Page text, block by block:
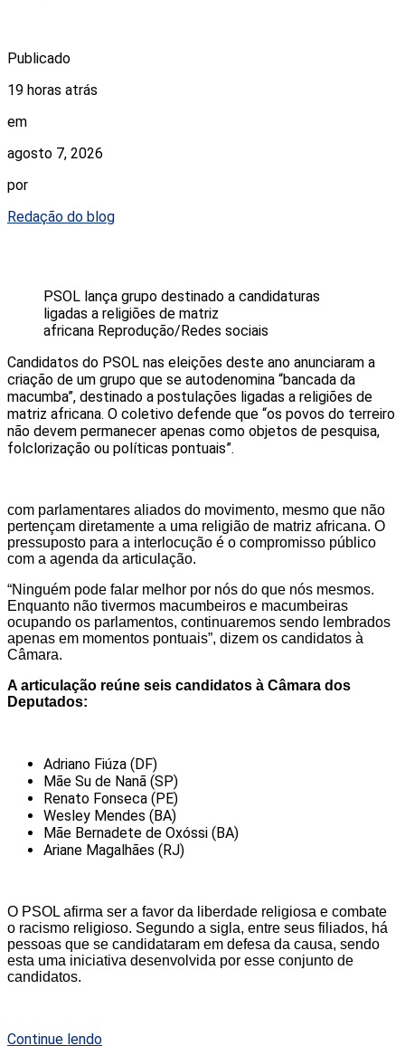
Publicado
19 horas atrás
em
agosto 7, 2026
por
Redação do blog
PSOL lança grupo destinado a candidaturas
ligadas a religiões de matriz
africana Reprodução/Redes sociais
Candidatos do PSOL nas eleições deste ano anunciaram a
criação de um grupo que se autodenomina “bancada da
macumba”, destinado a postulações ligadas a religiões de
matriz africana. O coletivo defende que “os povos do terreiro
não devem permanecer apenas como objetos de pesquisa,
folclorização ou políticas pontuais”.
com parlamentares aliados do movimento, mesmo que não
pertençam diretamente a uma religião de matriz africana. O
pressuposto para a interlocução é o compromisso público
com a agenda da articulação.
“Ninguém pode falar melhor por nós do que nós mesmos.
Enquanto não tivermos macumbeiros e macumbeiras
ocupando os parlamentos, continuaremos sendo lembrados
apenas em momentos pontuais”, dizem os candidatos à
Câmara.
A articulação reúne seis candidatos à Câmara dos
Deputados:
Adriano Fiúza (DF)
Mãe Su de Nanã (SP)
Renato Fonseca (PE)
Wesley Mendes (BA)
Mãe Bernadete de Oxóssi (BA)
Ariane Magalhães (RJ)
O PSOL afirma ser a favor da liberdade religiosa e combate
o racismo religioso. Segundo a sigla, entre seus filiados, há
pessoas que se candidataram em defesa da causa, sendo
esta uma iniciativa desenvolvida por esse conjunto de
candidatos.
Continue lendo